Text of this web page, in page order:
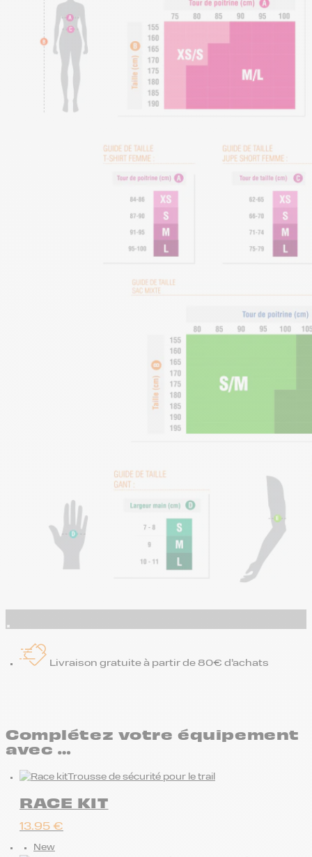
Livraison gratuite à partir de 80€ d’achats
Complétez votre équipement
avec …
Trousse de sécurité pour le trail
RACE KIT
13.95 €
New